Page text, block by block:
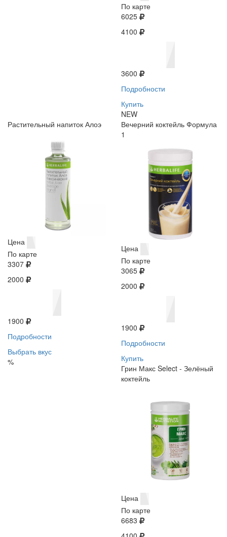
По карте
6025
4100
3600
Подробности
Купить
NEW
Растительный напиток Алоэ
Цена
По карте
3307
2000
1900
Подробности
Выбрать вкус
%
Вечерний коктейль Формула
1
Цена
По карте
3065
2000
1900
Подробности
Купить
Грин Макс Select - Зелёный
коктейль
Цена
По карте
6683